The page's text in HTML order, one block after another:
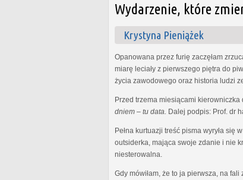
Wydarzenie, które
Krystyna Pieniążek
Opanowana przez furię zaczęłam
miarę leciały z pierwszego piętra do
życia zawodowego oraz historia ludzi
Przed trzema miesiącami kierowniczka
dniem – tu data. Dalej podpis: Prof. dr
Pełna kurtuazji treść pisma wyryła
outsiderka, mająca swoje zdanie i nie
niesterowalna.
Gdy mówiłam, że to ja pierwsza, na